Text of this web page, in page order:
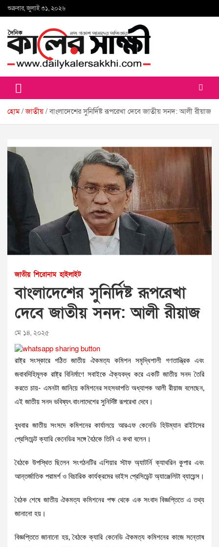
Skip
to
শুক্রবার, জুলাই ৩১, ২০২৬
কালের সাক্ষী
হোম জাতীয় বাংলাদেশের সুনির্দিষ্ট রূপরেখা দেবে জাতীয় সনদ: আলী রীয়াজ
জাতীয় শিরোনাম হাইলাইট
বাংলাদেশের সুনির্দিষ্ট রূপরেখা
দেবে জাতীয় সনদ: আলী রীয়াজ
মে ১৪, ২০২৫
রাষ্ট্র সংস্কারে গঠিত জাতীয় ঐকমত্য কমিশন সমৃদ্ধিশালী গণতান্ত্রিক এবং
জবাবদিহিমূলক রাষ্ট্র বিনির্মাণে সবাইকে ঐক্যবদ্ধ করে একটি জাতীয় সনদ তৈরি
করতে চায়- এমনটা জানিয়ে কমিশনের সহসভাপতি অধ্যাপক আলী রীয়াজ বলেছেন,
এই জাতীয় সনদ ভবিষ্যৎ বাংলাদেশের সুনির্দিষ্ট রূপরেখা দেবে।
বুধবার জাতীয় সংসদে কমিশনের কার্যালয়ে আরএফ কেনেডি হিউম্যান রাইটসের
প্রেসিডেন্ট ক্যারি কেনেডির সঙ্গে বৈঠকে তিনি এ কথা বলেন।
বৈঠকে উপস্থিত ছিলেন সংগঠনটির এশিয়ার স্টাফ অ্যাটর্নি ক্যাথরিন কুপার এবং
আন্তর্জাতিক পরামর্শ ও বিচারিক কার্যক্রমের ভাইস প্রেসিডেন্ট অ্যাঞ্জেলিটা ব্যায়েন্স।
বৈঠক শেষে জাতীয় ঐকমত্য কমিশনের পক্ষ থেকে এক সংবাদ বিজ্ঞপ্তিতে এ তথ্য
জানানো হয়।
বিজ্ঞপ্তিতে জানানো হয়, বৈঠকে ক্যারি কেনেডি ঐকমত্য কমিশনের কাজে সন্তোষ